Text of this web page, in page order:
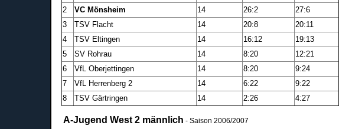
2
VC Mönsheim 14 26:2
27:6
3
TSV Flacht 14 20:8
20:11
4
TSV Eltingen 14 16:12
19:13
5
SV Rohrau 14 8:20
12:21
6
VfL Oberjettingen 14 8:20
9:24
7
VfL Herrenberg 2 14 6:22
9:22
8
TSV Gärtringen 14 2:26 4:27
A-Jugend West 2 männlich - Saison 2006/2007